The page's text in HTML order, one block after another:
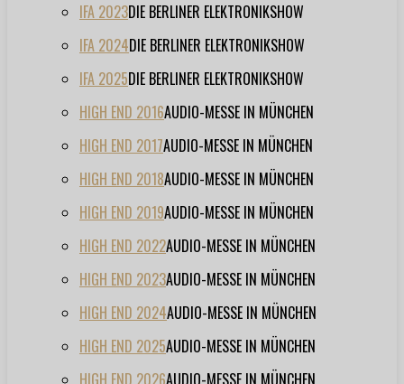
IFA 2023DIE BERLINER ELEKTRONIKSHOW
IFA 2024DIE BERLINER ELEKTRONIKSHOW
IFA 2025DIE BERLINER ELEKTRONIKSHOW
HIGH END 2016AUDIO-MESSE IN MÜNCHEN
HIGH END 2017AUDIO-MESSE IN MÜNCHEN
HIGH END 2018AUDIO-MESSE IN MÜNCHEN
HIGH END 2019AUDIO-MESSE IN MÜNCHEN
HIGH END 2022AUDIO-MESSE IN MÜNCHEN
HIGH END 2023AUDIO-MESSE IN MÜNCHEN
HIGH END 2024AUDIO-MESSE IN MÜNCHEN
HIGH END 2025AUDIO-MESSE IN MÜNCHEN